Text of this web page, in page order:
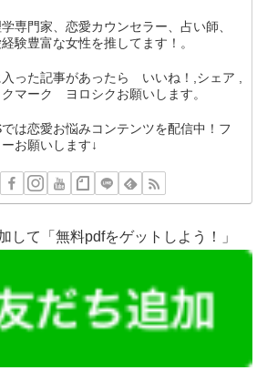
専門家、恋愛カウンセラー、占い師、
験豊富な女性を推してます！。
った記事があったら いいね！,シェア ,
クマーク ヨロシクお願いします。
は恋愛お悩みコンテンツを配信中！フ
ーお願いします↓
して「無料pdfをゲットしよう！」